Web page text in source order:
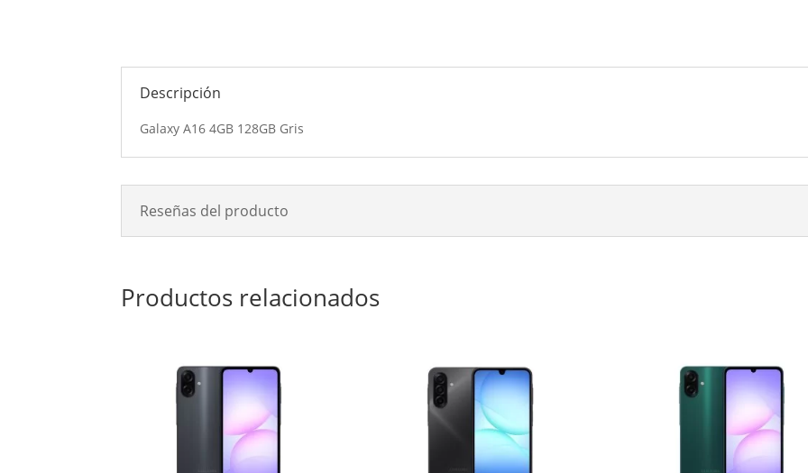
Descripción
Galaxy A16 4GB 128GB Gris
Reseñas del producto
Productos relacionados